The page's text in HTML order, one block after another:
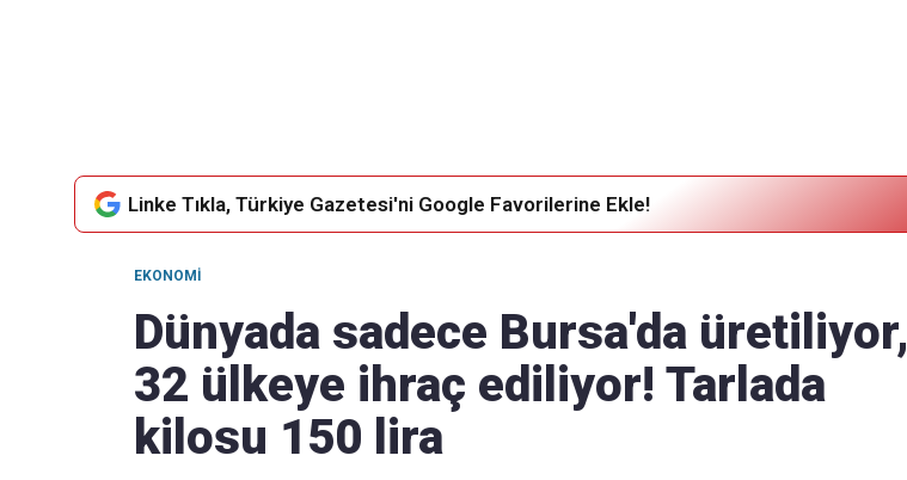
Linke Tıkla, Türkiye Gazetesi'ni Google Favorilerine Ekle!
EKONOMI
Dünyada sadece Bursa'da üretiliyor,
32 ülkeye ihraç ediliyor! Tarlada
kilosu 150 lira